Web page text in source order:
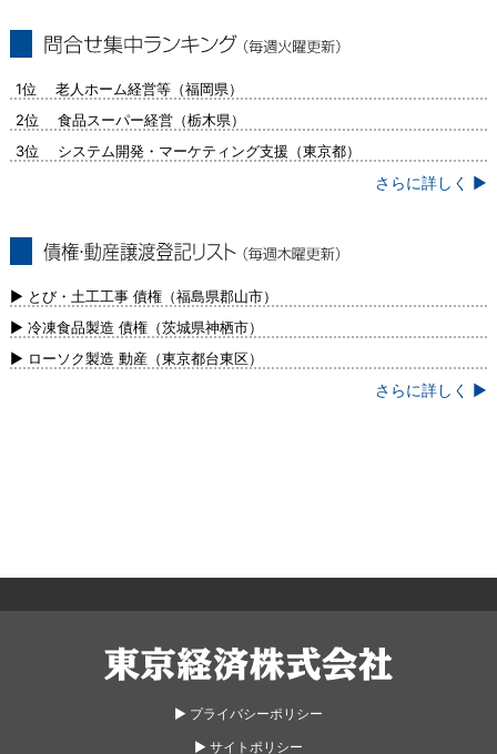
1位 老人ホーム経営等（福岡県）
2位 食品スーパー経営（栃木県）
3位 システム開発・マーケティング支援（東京都）
さらに詳しく ▶
新）
▶ とび・土工工事 債権（福島県郡山市）
▶ 冷凍食品製造 債権（茨城県神栖市）
▶ ローソク製造 動産（東京都台東区）
さらに詳しく ▶
▶︎ プライバシーポリシー
▶︎ サイトポリシー